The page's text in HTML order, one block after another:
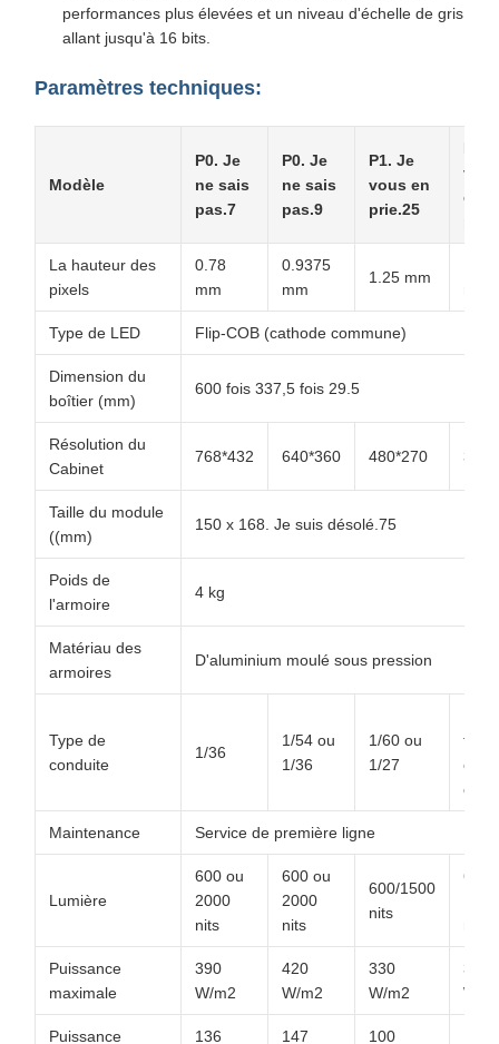
performances plus élevées et un niveau d'échelle de gris
allant jusqu'à 16 bits.
Paramètres techniques:
Modèle
P0. Je
ne sais
pas.7
P0. Je
ne sais
pas.9
P1. Je
vous en
prie.25
en
La hauteur des
pixels
0.78
mm
0.9375
mm
1.25 mm
Type de LED Flip-COB (cathode commune)
Dimension du
boîtier (mm)
600 fois 337,5 fois 29.5
Résolution du
Cabinet
768*432 640*360 480*270
Taille du module
((mm)
150 x 168. Je suis désolé.75
Poids de
l'armoire
4 kg
Matériau des
armoires
D'aluminium moulé sous pression
Type de
conduite
1/36
1/54 ou
1/36
1/60 ou
1/27
est
Maintenance Service de première ligne
Lumière
600 ou
2000
nits
600 ou
2000
nits
600/1500
nits
600
Puissance
maximale
390
W/m2
420
W/m2
330
W/m2
330
W/
Puissance 136 147 100